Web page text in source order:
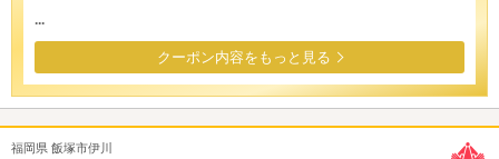
...
クーポン内容をもっと見る
福岡県 飯塚市伊川